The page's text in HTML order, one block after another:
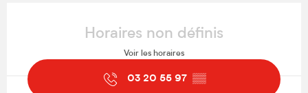
Horaires non définis
Voir les horaires
03 20 55 97 ▒▒